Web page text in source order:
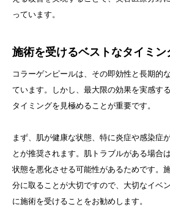
っています。
施術を受けるベストなタイミン
コラーゲンピールは、その即効性と長期的
ています。しかし、最大限の効果を実感す
タイミングを見極めることが重要です。
まず、肌が健康な状態、特に炎症や感染症
とが推奨されます。肌トラブルがある場合
状態を悪化させる可能性があるためです。
分に取ることが大切ですので、大切なイベ
に施術を受けることをお勧めします。